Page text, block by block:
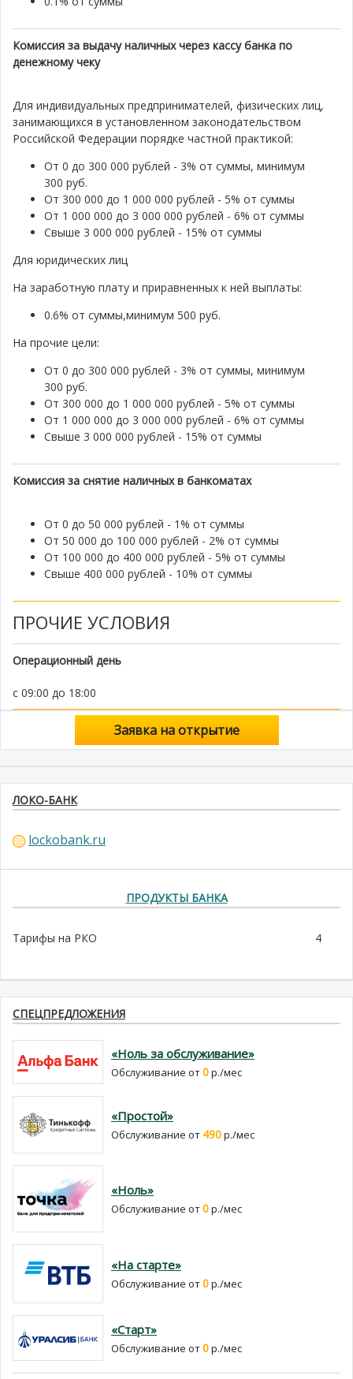
Комиссия за выдачу наличных через кассу банка по
денежному чеку
Для индивидуальных предпринимателей, физических лиц,
занимающихся в установленном законодательством
Российской Федерации порядке частной практикой:
От 0 до 300 000 рублей - 3% от суммы, минимум
300 руб.
От 300 000 до 1 000 000 рублей - 5% от суммы
От 1 000 000 до 3 000 000 рублей - 6% от суммы
Свыше 3 000 000 рублей - 15% от суммы
Для юридических лиц
На заработную плату и приравненных к ней выплаты:
0.6% от суммы,минимум 500 руб.
На прочие цели:
От 0 до 300 000 рублей - 3% от суммы, минимум
300 руб.
От 300 000 до 1 000 000 рублей - 5% от суммы
От 1 000 000 до 3 000 000 рублей - 6% от суммы
Свыше 3 000 000 рублей - 15% от суммы
Комиссия за снятие наличных в банкоматах
От 0 до 50 000 рублей - 1% от суммы
От 50 000 до 100 000 рублей - 2% от суммы
От 100 000 до 400 000 рублей - 5% от суммы
Свыше 400 000 рублей - 10% от суммы
ПРОЧИЕ УСЛОВИЯ
Операционный день
с 09:00 до 18:00
Заявка на открытие
ЛОКО-БАНК
lockobank.ru
ПРОДУКТЫ БАНКА
Тарифы на РКО 4
СПЕЦПРЕДЛОЖЕНИЯ
«Ноль за обслуживание»
Обслуживание от0р./мес
«Простой»
Обслуживание от 490р./мес
«Ноль»
Обслуживание от0р./мес
«На старте»
Обслуживание от0р./мес
«Старт»
Обслуживание от0р./мес